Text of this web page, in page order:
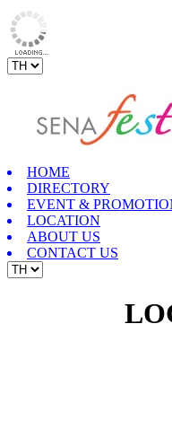
HOME
DIRECTORY
EVENT &
LOCATION
ABOUT US
CONTACT US